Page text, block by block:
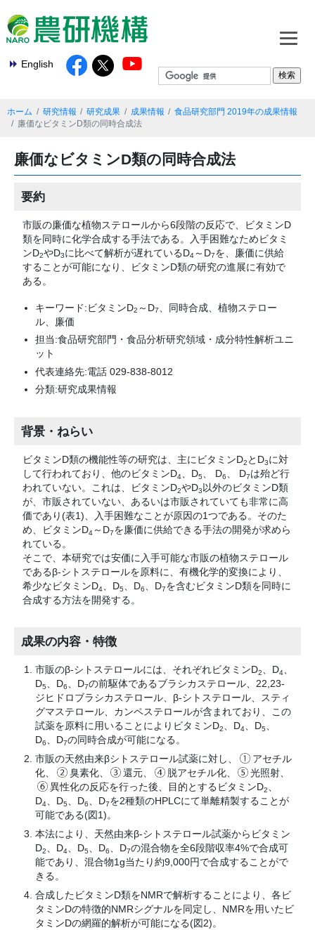
English
ホーム 研究情報 研究成果 成果情報
食品研究部門 2019年の成果情報
廉価なビタミンD類の同時合成法
廉価なビタミンD類の同時合成法
要約
市販の廉価な植物ステロールから6段階の反応で、ビタミンD
類を同時に化学合成する手法である。入手困難なためビタミ
ンD2やD3に比べて解析が遅れているD4 ～D7を、廉価に供給
することが可能になり、ビタミンD類の研究の進展に有効で
ある。
キーワード:ビタミンD2 ～D7
、同時合成、植物ステロー
ル、廉価
担当:食品研究部門・食品分析研究領域・成分特性解析ユニ
ット
代表連絡先:電話 029-838-8012
分類:研究成果情報
背景・ねらい
ビタミンD類の機能性等の研究は、主にビタミンD2 とD3に対
して行われており、他のビタミンD4 、D5 、 D6 、 D7は殆ど行
われていない。これは、ビタミンD2やD3 以外のビタミンD類
が、市販されていない、あるいは市販されていても非常に高
価であり(表1)、入手困難なことが原因の1つである。そのた
め、ビタミンD4 ～D7を廉価に供給できる手法の開発が求めら
れている。
そこで、本研究では安価に入手可能な市販の植物ステロール
であるβ-シトステロールを原料に、有機化学的変換により、
希少なビタミンD4 、D5 、D6 、D7を含むビタミンD類を同時に
合成する方法を開発する。
成果の内容・特徴
市販のβ-シトステロールには、それぞれビタミンD2、D4、
D5、D6、D7の前駆体であるブラシカステロール、22,23-
ジヒドロブラシカステロール、β-シトステロール、スティ
グマステロール、カンペステロールが含まれており、この
試薬を原料に用いることによりビタミンD2、D4、D5、
D6、D7の同時合成が可能になる。
市販の天然由来βシトステロール試薬に対し、
アセチル
化、
臭素化、 還元、 脱アセチル化、
光照射、
異性化の反応を行った後、目的とするビタミンD2、
D4、D5、D6、D7を2種類のHPLCにて単離精製することが
可能である(図1)。
本法により、天然由来β-シトステロール試薬からビタミン
D2 、D4 、D5 、D6 、D7の混合物を全6段階収率4%で合成可
能であり、混合物1g当たり約9,000円で合成することがで
きる。
合成したビタミンD類をNMRで解析することにより、各ビ
タミンDの特徴的NMRシグナルを同定し、NMRを用いたビ
タミンDの網羅的解析が可能になる(図2)。